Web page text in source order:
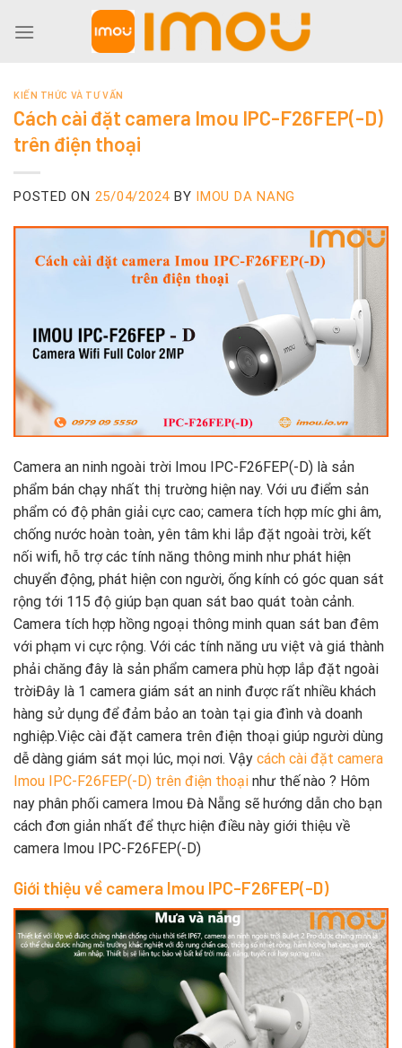
KIẾN THỨC VÀ TƯ VẤN
Cách cài đặt camera Imou IPC-F26FEP(-D)
trên điện thoại
POSTED ON 25/04/2024 BY IMOU DA NANG
Camera an ninh ngoài trời Imou IPC-F26FEP(-D) là sản
phẩm bán chạy nhất thị trường hiện nay. Với ưu điểm sản
phẩm có độ phân giải cực cao; camera tích hợp míc ghi âm,
chống nước hoàn toàn, yên tâm khi lắp đặt ngoài trời, kết
nối wifi, hỗ trợ các tính năng thông minh như phát hiện
chuyển động, phát hiện con người, ống kính có góc quan sát
rộng tới 115 độ giúp bạn quan sát bao quát toàn cảnh.
Camera tích hợp hồng ngoại thông minh quan sát ban đêm
với phạm vi cực rộng. Với các tính năng ưu việt và giá thành
phải chăng đây là sản phẩm camera phù hợp lắp đặt ngoài
trờiĐây là 1 camera giám sát an ninh được rất nhiều khách
hàng sử dụng để đảm bảo an toàn tại gia đình và doanh
nghiệp.Việc cài đặt camera trên điện thoại giúp người dùng
dễ dàng giám sát mọi lúc, mọi nơi. Vậy cách cài đặt camera
Imou IPC-F26FEP(-D) trên điện thoại như thế nào ? Hôm
nay phân phối camera Imou Đà Nẵng sẽ hướng dẫn cho bạn
cách đơn giản nhất để thực hiện điều này giới thiệu về
camera Imou IPC-F26FEP(-D)
Giới thiệu về camera Imou IPC-F26FEP(-D)